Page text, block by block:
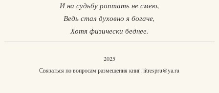
И на судьбу роптать не смею,
Ведь стал духовно я богаче,
Хотя физически беднее.
2025
Связаться по вопросам размещения книг:litrespru@ya.ru